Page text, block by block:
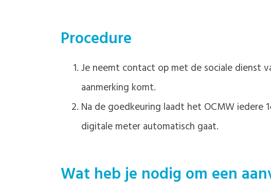
Procedure
Je neemt contact op met de sociale dienst
aanmerking komt.
Na de goedkeuring laadt het OCMW
digitale meter automatisch gaat.
Wat heb je nodig om een